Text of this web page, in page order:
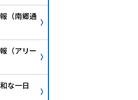
（南郷通
（アリー
な一日